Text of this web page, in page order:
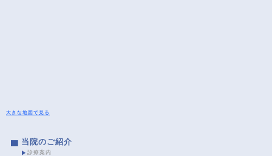
大きな地図で見る
当院のご紹介
診療案内